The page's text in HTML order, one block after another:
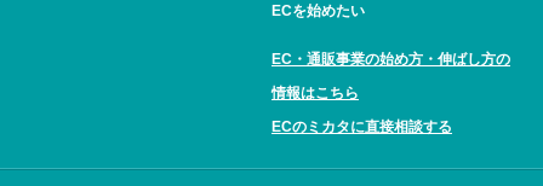
ECを始めたい
EC・通販事業の始め方・伸ばし方の
情報はこちら
ECのミカタに直接相談する